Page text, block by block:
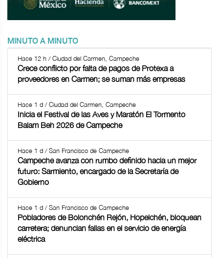
MINUTO A MINUTO
Hace 12 h / Ciudad del Carmen, Campeche
Crece conflicto por falta de pagos de Protexa a
proveedores en Carmen; se suman más empresas
Hace 1 d / Ciudad del Carmen, Campeche
Inicia el Festival de las Aves y Maratón El Tormento
Balam Beh 2026 de Campeche
Hace 1 d / San Francisco de Campeche
Campeche avanza con rumbo definido hacia un mejor
futuro: Sarmiento, encargado de la Secretaría de
Gobierno
Hace 1 d / San Francisco de Campeche
Pobladores de Bolonchén Rejón, Hopelchén, bloquean
carretera; denuncian fallas en el servicio de energía
eléctrica